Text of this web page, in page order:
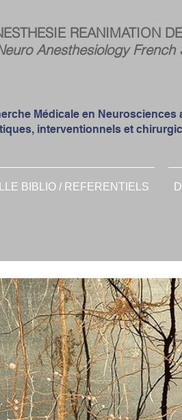
REANIMATION
Anesthesiology French
Médicale en Neurosciences
interventionnels et
BIBLIO / REFERENTIELS